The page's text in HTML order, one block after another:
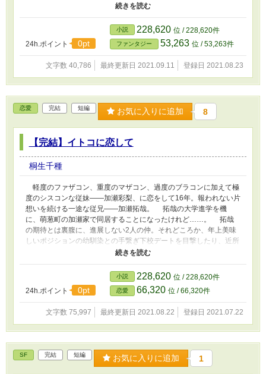
いるのかもわからない。家族に会いたいと願い出るどころか、外に
出たいという願いさえ聞き入れてはもらえない。 「桜ノは、俺だ
け見ていればいいの。俺だけを見て、俺だけに興味を持って」
その言葉は、好意からくる独占欲か。それとも、別の価値による支
配欲か。 姫神子としての価値を見出された少女と恋人として独
占したい不器用王子の物語。
24h.ポイント 0pt
小説 228,620 位 / 228,620件
ファンタジー 53,263 位 / 53,263件
文字数 40,786 最終更新日 2021.09.11 登録日 2021.08.23
恋愛 完結 短編 お気に入りに追加 8
【完結】イトコに恋して
桐生千種
軽度のファザコン、重度のマザコン、過度のブラコンに加えて極
度のシスコンな従妹――加瀬彩梨、に恋をして16年。報われない片
想いを続ける一途な従兄――加瀬拓哉。 拓哉の大学進学を機
に、萌葱町の加瀬家で同居することになったけれど……。 拓哉
の期待とは裏腹に、進展しない2人の仲。それどころか、年上美味
しいポジションの幼馴染との手繋ぎ下校デートを目撃したり、近所
のちびっ子に顔で泣かれたり……。 にぎやかな萌葱町にやって
来た恋する一途男子と恋より家族の鈍感女子の物語。 ＊＊＊＊＊
【加瀬拓哉×加瀬彩梨】 「彩梨ちゃんに振り向いてもらえないな
ら、アイドルなんて辞めていい」 「ステージに立ってる姿は、カ
ッコイイと、思わなくも、ない……」 「俺、この仕事一生辞めな
い」
24h.ポイント 0pt
小説 228,620 位 / 228,620件
恋愛 66,320 位 / 66,320件
文字数 75,997 最終更新日 2021.08.22 登録日 2021.07.22
SF 完結 短編 お気に入りに追加 1